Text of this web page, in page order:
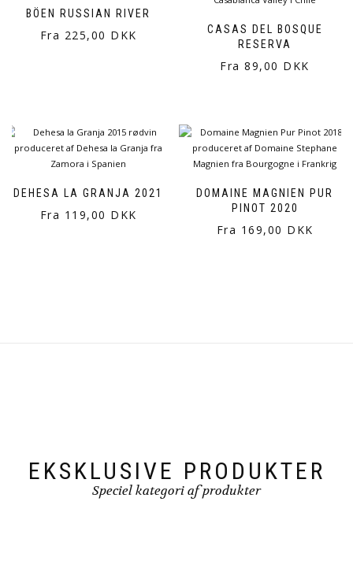
BÖEN RUSSIAN RIVER
Fra 225,00 DKK
CASAS DEL BOSQUE
RESERVA
Fra 89,00 DKK
DEHESA LA GRANJA 2021
Fra 119,00 DKK
DOMAINE MAGNIEN PUR
PINOT 2020
Fra 169,00 DKK
EKSKLUSIVE PRODUKTER
Speciel kategori af produkter